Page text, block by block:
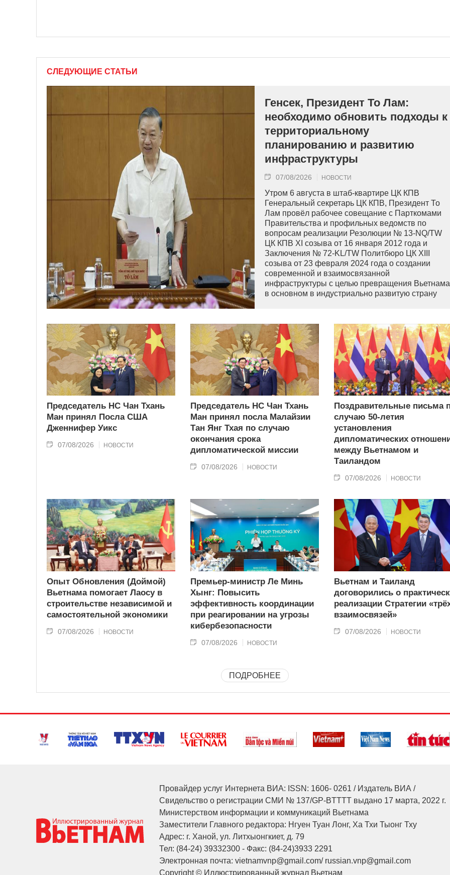
СЛЕДУЮЩИЕ СТАТЬИ
Генсек, Президент То Лам:
необходимо обновить подходы к
территориальному
планированию и развитию
инфраструктуры
07/08/2026 НОВОСТИ
Утром 6 августа в штаб-квартире ЦК КПВ
Генеральный секретарь ЦК КПВ, Президент То
Лам провёл рабочее совещание с Парткомами
Правительства и профильных ведомств по
вопросам реализации Резолюции № 13-NQ/TW
ЦК КПВ XI созыва от 16 января 2012 года и
Заключения № 72-KL/TW Политбюро ЦК XIII
созыва от 23 февраля 2024 года о создании
современной и взаимосвязанной
инфраструктуры с целью превращения Вьетнама
в основном в индустриально развитую страну
Председатель НС Чан Тхань
Ман принял Посла США
Дженнифер Уикс
07/08/2026 НОВОСТИ
Председатель НС Чан Тхань
Ман принял посла Малайзии
Тан Янг Тхая по случаю
окончания срока
дипломатической миссии
07/08/2026 НОВОСТИ
Поздравительные письма
случаю 50-летия
установления
дипломатических
между Вьетнамом и
Таиландом
07/08/2026 НОВОСТИ
Опыт Обновления (Доймой)
Вьетнама помогает Лаосу в
строительстве независимой и
самостоятельной экономики
07/08/2026 НОВОСТИ
Премьер-министр Ле Минь
Хынг: Повысить
эффективность координации
при реагировании на угрозы
кибербезопасности
07/08/2026 НОВОСТИ
Вьетнам и Таиланд
договорились о
реализации Стратегии
взаимосвязей»
07/08/2026 НОВОСТИ
ПОДРОБНЕЕ
Провайдер услуг Интернета ВИА: ISSN: 1606- 0261 / Издатель ВИА /
Свидельство о регистрации СМИ № 137/GP-BTTTT выдано 17 марта, 2022 г.
Министерством информации и коммуникаций Вьетнама
Заместители Главного редактора: Нгуен Туан Лонг, Ха Тхи Тыонг Тху
Адрес: г. Ханой, ул. Литхыонгкиет, д. 79
Тел: (84-24) 39332300 - Факс: (84-24)3933 2291
Электронная почта: vietnamvnp@gmail.com/ russian.vnp@gmail.com
Copyright © Иллюстрированный журнал Вьетнам